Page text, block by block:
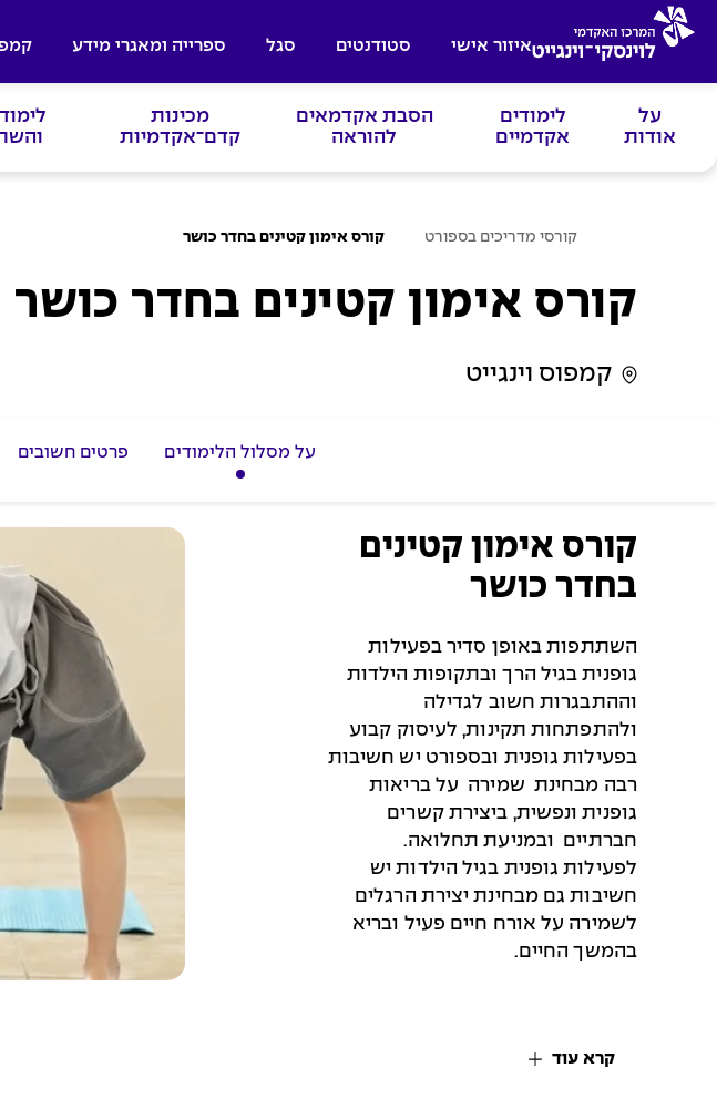
איזור אישי סטודנטים סגל ספרייה ומאגרי מידע
על
אודות
לימודים
אקדמיים
הסבת אקדמאים
להוראה
מכינות
קדם־אקדמיות
ה
ב
קורסי מדריכים בספורט קורס אימון קטינים בחדר כושר
קורס אימון קטינים בחדר כושר
קמפוס וינגייט
על מסלול הלימודים פרטים חשובים
קורס אימון קטינים
בחדר כושר
השתתפות באופן סדיר בפעילות
גופנית בגיל הרך ובתקופות הילדות
וההתבגרות חשוב לגדילה
ולהתפתחות תקינות, לעיסוק קבוע
בפעילות גופנית ובספורט יש חשיבות
רבה מבחינת שמירה על בריאות
גופנית ונפשית, ביצירת קשרים
חברתיים ובמניעת תחלואה.
לפעילות גופנית בגיל הילדות יש
חשיבות גם מבחינת יצירת הרגלים
לשמירה על אורח חיים פעיל ובריא
בהמשך החיים.
קרא עוד